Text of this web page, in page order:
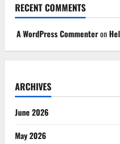
RECENT COMMENTS
A WordPress Commenteron
ARCHIVES
June 2026
May 2026